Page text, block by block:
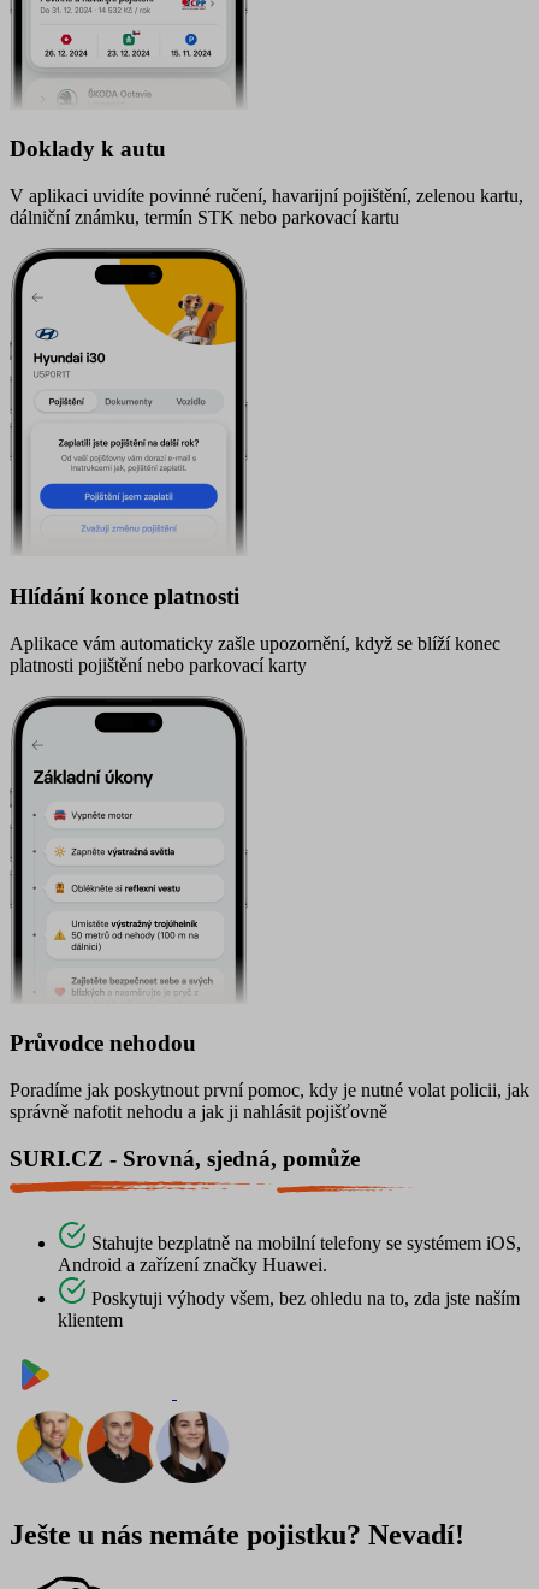
Doklady k autu
V aplikaci uvidíte povinné ručení, havarijní pojištění, zelenou kartu,
dálniční známku, termín STK nebo parkovací kartu
Hlídání konce platnosti
Aplikace vám automaticky zašle upozornění, když se blíží konec
platnosti pojištění nebo parkovací karty
Průvodce nehodou
Poradíme jak poskytnout první pomoc, kdy je nutné volat policii, jak
správně nafotit nehodu a jak ji nahlásit pojišťovně
SURI.CZ - Srovná, sjedná, pomůže
Stahujte bezplatně na mobilní telefony se systémem iOS,
Android a zařízení značky Huawei.
Poskytuji výhody všem, bez ohledu na to, zda jste naším
klientem
Ješte u nás nemáte pojistku? Nevadí!